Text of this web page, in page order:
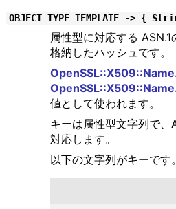
OBJECT_TYPE_TEMPLATE -> {
属性型に対応する ASN.1
格納したハッシュです。
値として使われます。
キーは属性型文字列で、
対応します。
以下の文字列がキーです。